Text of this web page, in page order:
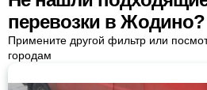
перевозки в Жодино?
Примените другой фильтр или
городам